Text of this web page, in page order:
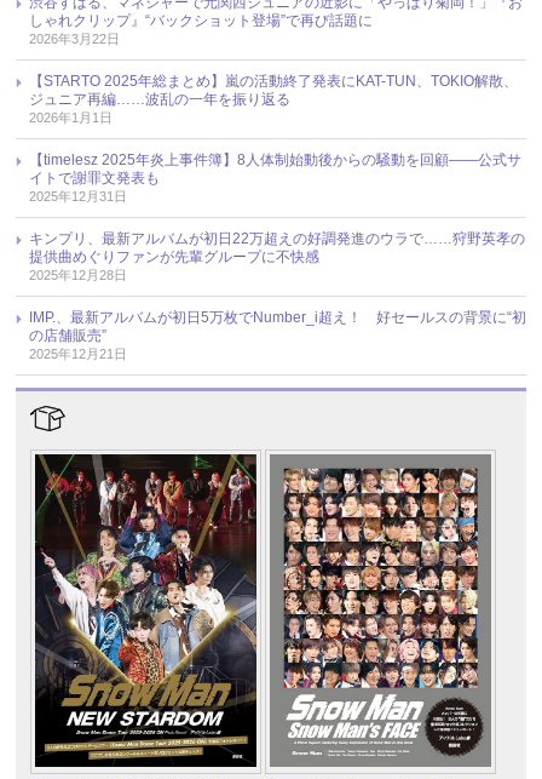
しゃれクリップ』“バックショット登場”で再び話題に
2026年3月22日
【STARTO 2025年総まとめ】嵐の活動終了発表にKAT-TUN、TOKIO解散、
ジュニア再編……波乱の一年を振り返る
2026年1月1日
【timelesz 2025年炎上事件簿】8人体制始動後からの騒動を回顧――公式サ
イトで謝罪文発表も
2025年12月31日
キンプリ、最新アルバムが初日22万超えの好調発進のウラで……狩野英孝の
提供曲めぐりファンが先輩グループに不快感
2025年12月28日
IMP.、最新アルバムが初日5万枚でNumber_i超え！ 好セールスの背景に“初
の店舗販売”
2025年12月21日